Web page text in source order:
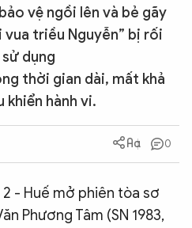
vệ ngồi lên và bẻ gãy
vua triều Nguyễn” bị rối
dụng
thời gian dài, mất khả
khiển hành vi.
0
2 - Huế mở phiên tòa sơ
Phương Tâm (SN 1983,